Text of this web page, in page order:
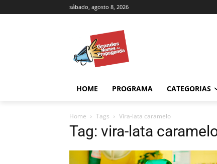
sábado, agosto 8, 2026
HOME PROGRAMA CATEGORIAS
Home Tags Vira-lata caramelo
Tag: vira-lata